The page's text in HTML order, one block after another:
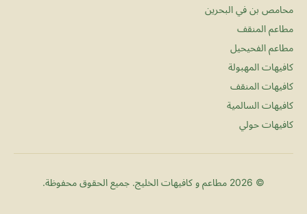
محامص بن في البحرين
مطاعم المنقف
مطاعم الفحيحيل
كافيهات المهبولة
كافيهات المنقف
كافيهات السالمية
كافيهات حولي
© 2026 مطاعم و كافيهات الخليج. جميع الحقوق محفوظة.